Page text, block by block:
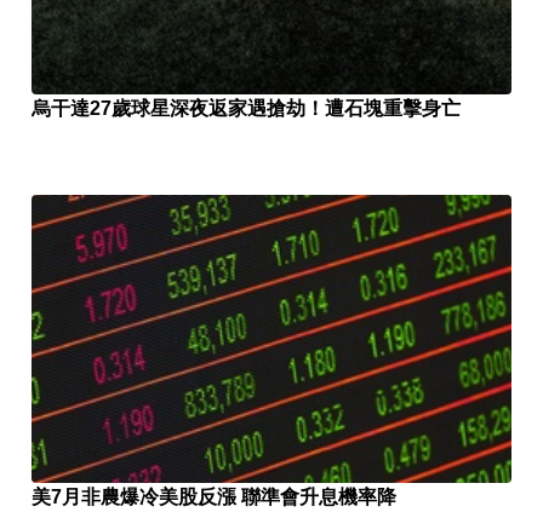
烏干達27歲球星深夜返家遇搶劫！遭石塊重擊身亡
美7月非農爆冷美股反漲 聯準會升息機率降